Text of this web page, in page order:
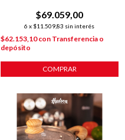
$69.059,00
6 x $11.509,83 sin interés
$62.153,10con Transferencia o
depósito
COMPRAR